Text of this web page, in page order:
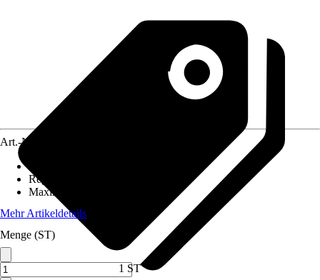
Art.-Nr.
Regelung
Maximale Förderhöhe
Mehr Artikeldetails
Menge (ST)
1 ST